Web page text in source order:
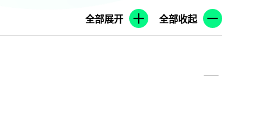
全部展开 全部收起